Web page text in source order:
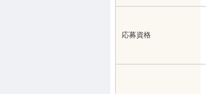
応募資格